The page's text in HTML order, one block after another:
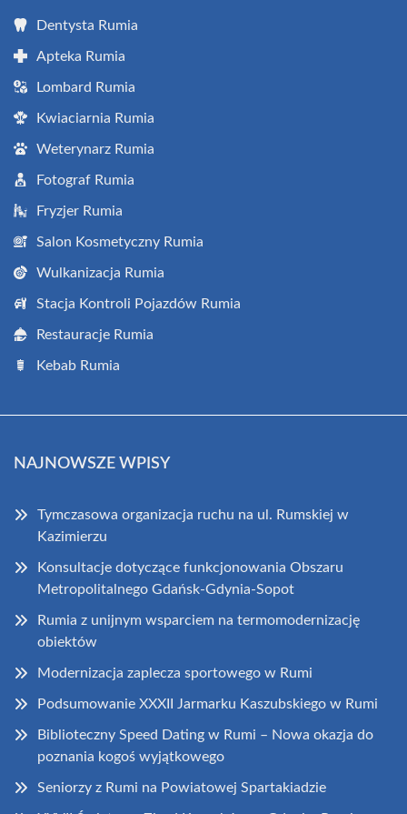
Dentysta Rumia
Apteka Rumia
Lombard Rumia
Kwiaciarnia Rumia
Weterynarz Rumia
Fotograf Rumia
Fryzjer Rumia
Salon Kosmetyczny Rumia
Wulkanizacja Rumia
Stacja Kontroli Pojazdów Rumia
Restauracje Rumia
Kebab Rumia
NAJNOWSZE WPISY
Tymczasowa organizacja ruchu na ul. Rumskiej w
Kazimierzu
Konsultacje dotyczące funkcjonowania Obszaru
Metropolitalnego Gdańsk-Gdynia-Sopot
Rumia z unijnym wsparciem na termomodernizację
obiektów
Modernizacja zaplecza sportowego w Rumi
Podsumowanie XXXII Jarmarku Kaszubskiego w Rumi
Biblioteczny Speed Dating w Rumi – Nowa okazja do
poznania kogoś wyjątkowego
Seniorzy z Rumi na Powiatowej Spartakiadzie